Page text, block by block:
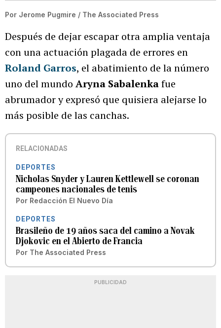
Por Jerome Pugmire / The Associated Press
Después de dejar escapar otra amplia ventaja
con una actuación plagada de errores en
Roland Garros, el abatimiento de la número
uno del mundo Aryna Sabalenkafue
abrumador y expresó que quisiera alejarse lo
más posible de las canchas.
RELACIONADAS
DEPORTES
Nicholas Snyder y Lauren Kettlewell se coronan
campeones nacionales de tenis
Por Redacción El Nuevo Día
DEPORTES
Brasileño de 19 años saca del camino a Novak
Djokovic en el Abierto de Francia
Por The Associated Press
PUBLICIDAD